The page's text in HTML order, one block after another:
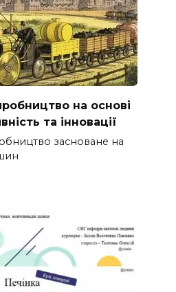
на основі
та інновації
засноване на